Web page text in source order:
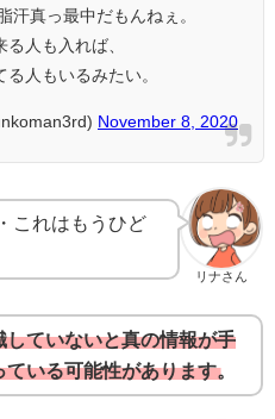
汗真っ最中だもんねぇ。
人も入れば、
人もいるみたい。
November 8, 2020
リナさん
これはもうひど
していないと真の情報が手
いる可能性があります。